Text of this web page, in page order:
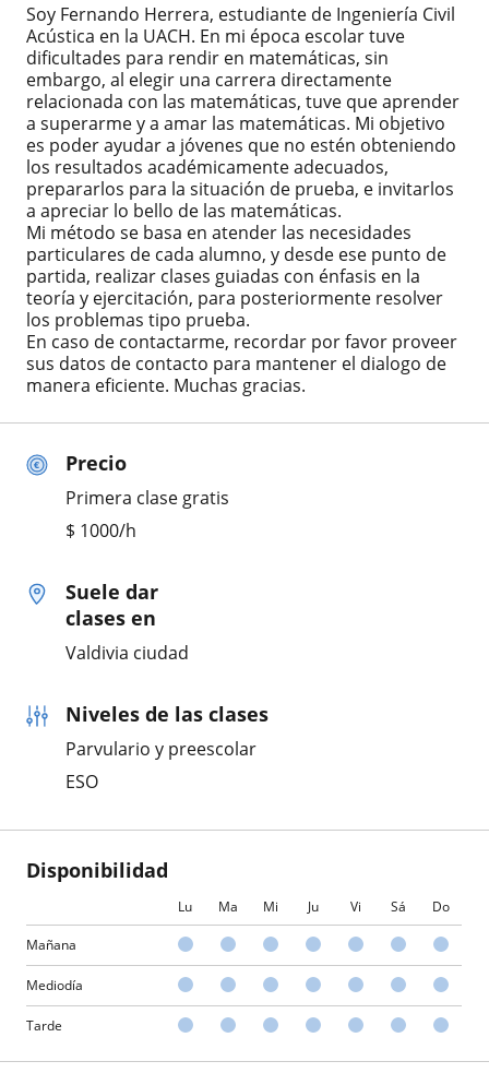
Precio
Primera clase gratis
$ 1000/h
Suele dar
clases en
Valdivia ciudad
Niveles de las clases
Parvulario y preescolar
ESO
Disponibilidad
Lu Ma Mi Ju Vi Sá Do
Mañana
Mediodía
Tarde
Soy Fernando Herrera, estudiante de Ingeniería Civil
Acústica en la UACH. En mi época escolar tuve
dificultades para rendir en matemáticas, sin
embargo, al elegir una carrera directamente
relacionada con las matemáticas, tuve que aprender
a superarme y a amar las matemáticas. Mi objetivo
es poder ayudar a jóvenes que no estén obteniendo
los resultados académicamente adecuados,
prepararlos para la situación de prueba, e invitarlos
a apreciar lo bello de las matemáticas.
Mi método se basa en atender las necesidades
particulares de cada alumno, y desde ese punto de
partida, realizar clases guiadas con énfasis en la
teoría y ejercitación, para posteriormente resolver
los problemas tipo prueba.
En caso de contactarme, recordar por favor proveer
sus datos de contacto para mantener el dialogo de
manera eficiente. Muchas gracias.